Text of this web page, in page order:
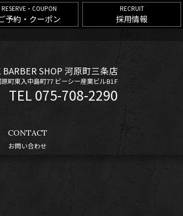
RESERVE・COUPON
予約・クーポン
RECRUIT
採用情報
BARBER SHOP 河原町三条店
町東入中島町77 ビーシー産業ビルB1F
075-708-2290
CONTACT
お問い合わせ